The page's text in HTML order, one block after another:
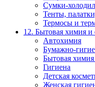
Сумки-
Тенты,
Термосы и
12. Бытовая химия и
Автохимия
Бумажно-
Бытовая
Гигиена
Детская
Женская